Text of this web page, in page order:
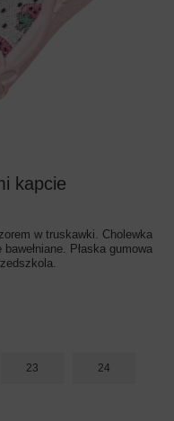
kapcie
w truskawki. Cholewka
Płaska gumowa
23 24